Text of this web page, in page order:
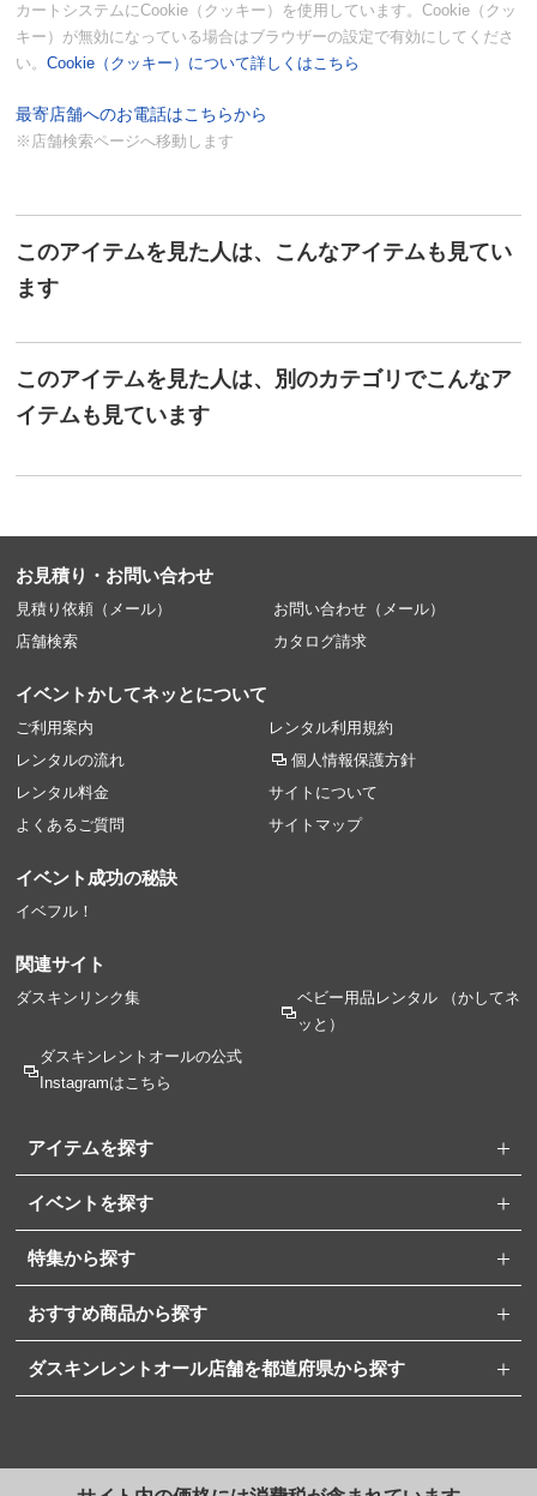
カートシステムにCookie（クッキー）を使用しています。Cookie（クッ
キー）が無効になっている場合はブラウザーの設定で有効にしてくださ
い。Cookie（クッキー）について詳しくはこちら
最寄店舗へのお電話はこちらから
※店舗検索ページへ移動します
このアイテムを見た人は、こんなアイテムも見てい
ます
このアイテムを見た人は、別のカテゴリでこんなア
イテムも見ています
お見積り・お問い合わせ
見積り依頼（メール）
お問い合わせ（メール）
店舗検索
カタログ請求
イベントかしてネッとについて
ご利用案内
レンタルの流れ
レンタル料金
よくあるご質問
レンタル利用規約
個人情報保護方針
サイトについて
サイトマップ
イベント成功の秘訣
イベフル！
関連サイト
ダスキンリンク集 ベビー用品レンタル（かしてネ
ッと）
ダスキンレントオールの公式
Instagramはこちら
アイテムを探す
イベントを探す
特集から探す
おすすめ商品から探す
ダスキンレントオール店舗を都道府県から探す